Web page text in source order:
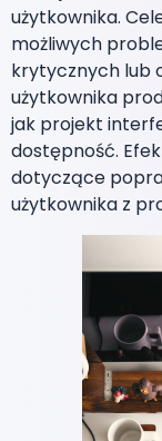
użytkownika.
możliwych
krytycznych lub
użytkownika
jak projekt
dostępność.
dotyczące
użytkownika z